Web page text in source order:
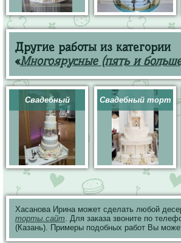
Другие работы из категории
«Многоярусные (пять и
Свадебный Свадебный торт
Хасанова Ирина может сделать любой
торты.сайт. Для заказа звоните по
(Казань). Примеры подобных работ Вы